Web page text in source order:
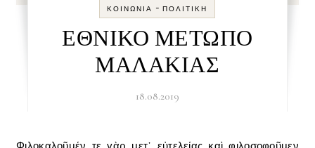
ΚΟΙΝΩΝΊΑ -ΠΟΛΙΤΙΚΉ
ΕΘΝΙΚΟ ΜΕΤΩΠΟ
ΜΑΛΑΚΙΑΣ
18.08.2019